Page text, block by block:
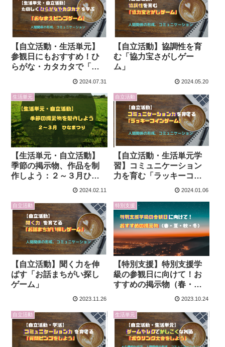
【自立活動・生活単元】
参観日にもおすすめ！ひ
らがな・カタカタで「お
なまえビンゴゲーム」
2024.07.31
【自立活動】協調性を育
む「協力宝さがしゲー
ム」
2024.05.20
生活単元
【生活単元・自立活動】
季節の掲示物、作品を制
作しよう：２～３月ひな
2024.02.11
自立活動
【自立活動・生活単元学
習】コミュニケーション
力を育む「ラッキーコイ
2024.01.06
自立活動
【自立活動】聞く力を伸
ばす「お話まちがい探し
ゲーム」
2023.11.26
特別支援
【特別支援】特別支援学
級の参観日に向けて！お
すすめの掲示物（春・
2023.10.24
自立活動 生活単元